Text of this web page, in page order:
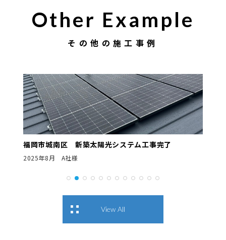
Other Example
その他の施工事例
福岡市城南区 新築太陽光システム工事完了
2025年8月 A社様
View All